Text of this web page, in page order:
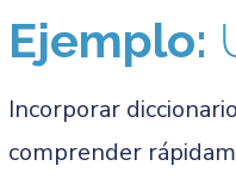
Ejemplo:
Incorporar
comprender